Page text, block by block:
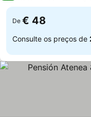
De € 48
Consulte os preços de